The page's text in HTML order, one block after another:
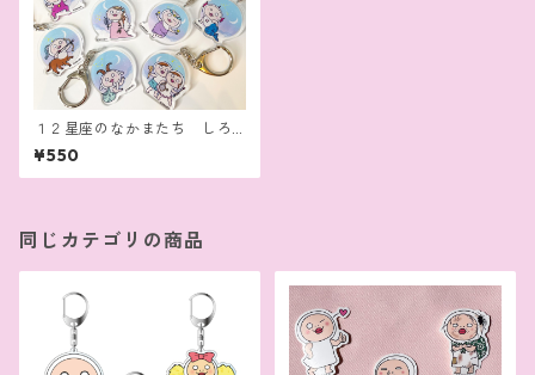
１２星座のなかまたち しろ
めちゃんアクリルキーホルダ
ー
¥550
同じカテゴリの商品